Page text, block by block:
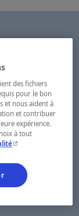
des fichiers
pour le bon
et nous aident à
et contribuer
expérience.
à tout
- Cet hyperlien